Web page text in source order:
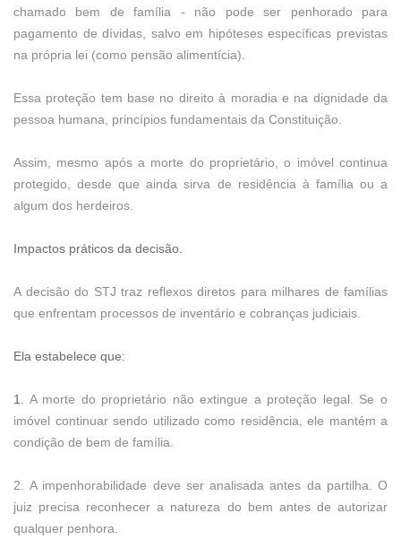
chamado bem de família - não pode ser penhorado para
pagamento de dívidas, salvo em hipóteses específicas previstas
na própria lei (como pensão alimentícia).
Essa proteção tem base no direito à moradia e na dignidade da
pessoa humana, princípios fundamentais da Constituição.
Assim, mesmo após a morte do proprietário, o imóvel continua
protegido, desde que ainda sirva de residência à família ou a
algum dos herdeiros.
Impactos práticos da decisão.
A decisão do STJ traz reflexos diretos para milhares de famílias
que enfrentam processos de inventário e cobranças judiciais.
Ela estabelece que:
1.
A morte do proprietário não extingue a proteção legal. Se o
imóvel continuar sendo utilizado como residência, ele mantém a
condição de bem de família.
2. A impenhorabilidade deve ser analisada antes da partilha. O
juiz precisa reconhecer a natureza do bem antes de autorizar
qualquer penhora.